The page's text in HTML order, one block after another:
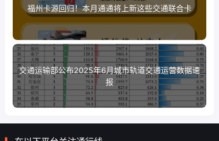
福州卡源回归！本月通通将上新这些交通联合卡
交通运输部公布2025年6月城市轨道交通运营数据速
报